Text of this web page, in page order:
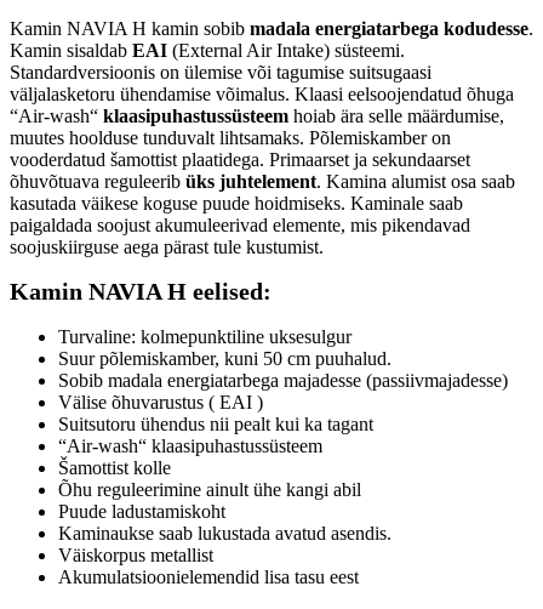
Kamin NAVIA H kamin sobib madala energiatarbega kodudesse.
Kamin sisaldab EAI (External Air Intake) süsteemi.
Standardversioonis on ülemise või tagumise suitsugaasi
väljalasketoru ühendamise võimalus. Klaasi eelsoojendatud õhuga
“Air-wash“ klaasipuhastussüsteem hoiab ära selle määrdumise,
muutes hoolduse tunduvalt lihtsamaks. Põlemiskamber on
vooderdatud šamottist plaatidega. Primaarset ja sekundaarset
õhuvõtuava reguleerib üks juhtelement. Kamina alumist osa saab
kasutada väikese koguse puude hoidmiseks. Kaminale saab
paigaldada soojust akumuleerivad elemente, mis pikendavad
soojuskiirguse aega pärast tule kustumist.
Kamin NAVIA H eelised:
Turvaline: kolmepunktiline uksesulgur
Suur põlemiskamber, kuni 50 cm puuhalud.
Sobib madala energiatarbega majadesse (passiivmajadesse)
Välise õhuvarustus ( EAI )
Suitsutoru ühendus nii pealt kui ka tagant
“Air-wash“ klaasipuhastussüsteem
Šamottist kolle
Õhu reguleerimine ainult ühe kangi abil
Puude ladustamiskoht
Kaminaukse saab lukustada avatud asendis.
Väiskorpus metallist
Akumulatsioonielemendid lisa tasu eest